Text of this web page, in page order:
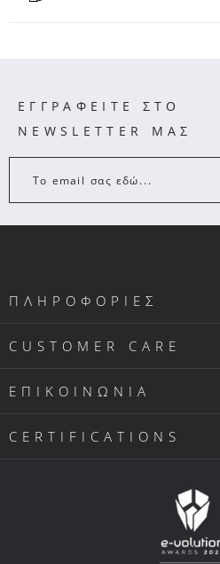
ΕΓΓΡΑΦΕΙΤΕ ΣΤΟ
NEWSLETTER ΜΑΣ
Το email σας εδώ...
ΠΛΗΡΟΦΟΡΙΕΣ
CUSTOMER CARE
ΕΠΙΚΟΙΝΩΝΙΑ
CERTIFICATIONS